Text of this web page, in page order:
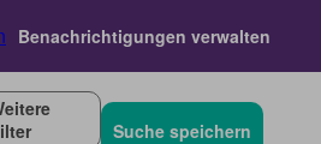
Benachrichtigungen verwalten
Suche speichern